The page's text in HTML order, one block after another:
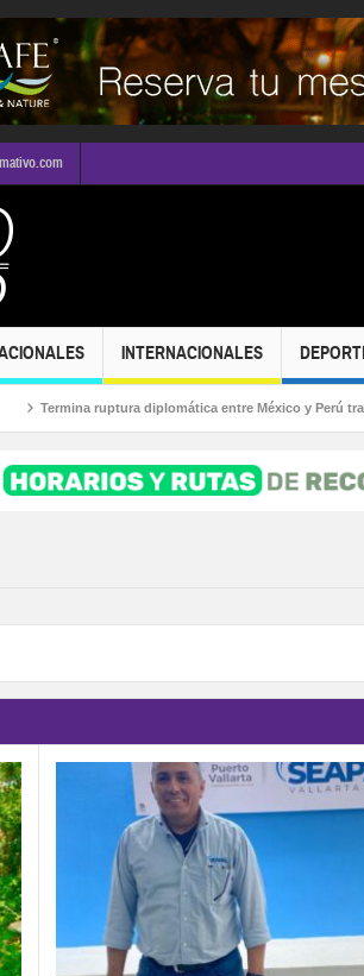
INTERNACIONALES
diplomática entre México y Perú tras acuerdo